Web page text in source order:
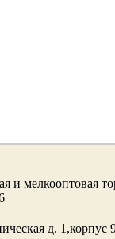
мелкооптовая
д.